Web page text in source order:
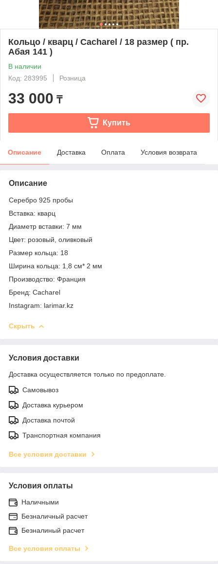
Кольцо / кварц / Cacharel / 18 размер ( пр.
Абая 141 )
В наличии
Код: 283995
Розница
33 000 ₸
Купить
Описание Доставка Оплата Условия возврата
Описание
Серебро 925 пробы
Вставка: кварц
Диаметр вставки: 7 мм
Цвет: розовый, оливковый
Размер кольца: 18
Ширина кольца: 1,8 см* 2 мм
Производство: Франция
Бренд: Cacharel
Instagram: larimar.kz
Скрыть
Условия доставки
Доставка осуществляется только по предоплате.
Самовывоз
Доставка курьером
Доставка почтой
Транспортная компания
Все условия доставки
Условия оплаты
Наличными
Безналичный расчет
Безналиный расчет
Все условия оплаты